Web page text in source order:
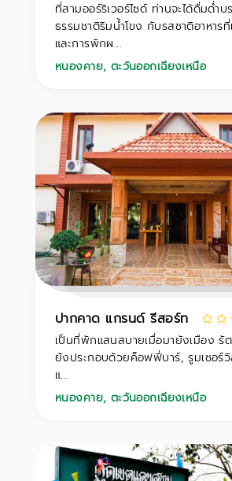
ที่สามออร์ริเวอร์ไซด์ ท่านจะได้ดื่มด่ำบ
ธรรมชาติริมน้ำโขง กับรสชาติอาหาร
และการพักผ...
หนองคาย, ตะวันออกเฉียงเหนือ
ปากคาด แกรนด์ รีสอร์ท
เป็นที่พักแสนสบายเมื่อมายังเมือง รั
ยังประกอบด้วยค็อฟฟี่บาร์, รูมเซอร์
แ...
หนองคาย, ตะวันออกเฉียงเหนือ